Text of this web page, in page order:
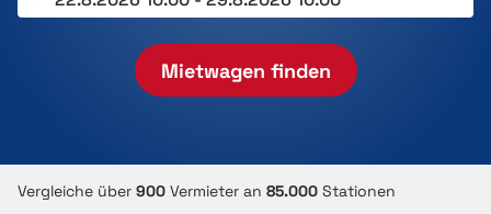
Mietwagen finden
Vergleiche über 900 Vermieter an 85.000 Stationen